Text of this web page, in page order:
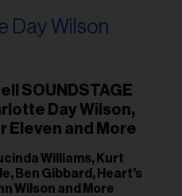
SOUNDSTAGE
Day Wilson,
Eleven and More
Williams, Kurt
Ben Gibbard, Heart's
Wilson and More